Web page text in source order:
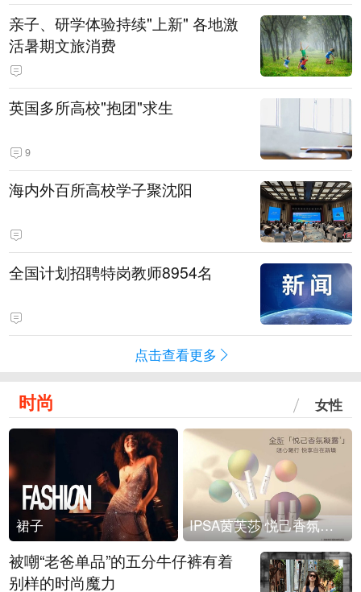
亲子、研学体验持续"上新" 各地激
活暑期文旅消费
英国多所高校"抱团"求生
9
海内外百所高校学子聚沈阳
全国计划招聘特岗教师8954名
点击查看更多
时尚 女性
裙子 IPSA茵芙莎 悦己香氛凝露上市
被嘲“老爸单品”的五分牛仔裤有着
别样的时尚魔力